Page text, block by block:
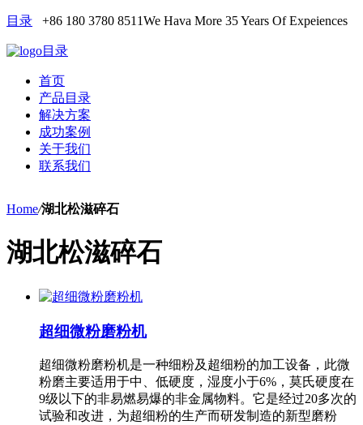
目录 +86 180 3780 8511We Hava More 35 Years Of Expeiences
目录
首页
产品目录
解决方案
成功案例
关于我们
联系我们
Home/湖北松滋碎石
湖北松滋碎石
超细微粉磨粉机
超细微粉磨粉机是一种细粉及超细粉的加工设备，此微
粉磨主要适用于中、低硬度，湿度小于6%，莫氏硬度在
9级以下的非易燃易爆的非金属物料。它是经过20多次的
试验和改进，为超细粉的生产而研发制造的新型磨粉